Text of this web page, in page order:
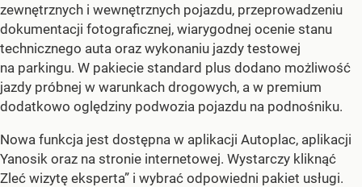
zewnętrznych i wewnętrznych pojazdu, przeprowadzeniu
dokumentacji fotograficznej, wiarygodnej ocenie stanu
technicznego auta oraz wykonaniu jazdy testowej
na parkingu. W pakiecie standard plus dodano możliwość
jazdy próbnej w warunkach drogowych, a w premium
dodatkowo oględziny podwozia pojazdu na podnośniku.
Nowa funkcja jest dostępna w aplikacji Autoplac, aplikacji
Yanosik oraz na stronie internetowej. Wystarczy kliknąć
Zleć wizytę eksperta” i wybrać odpowiedni pakiet usługi.